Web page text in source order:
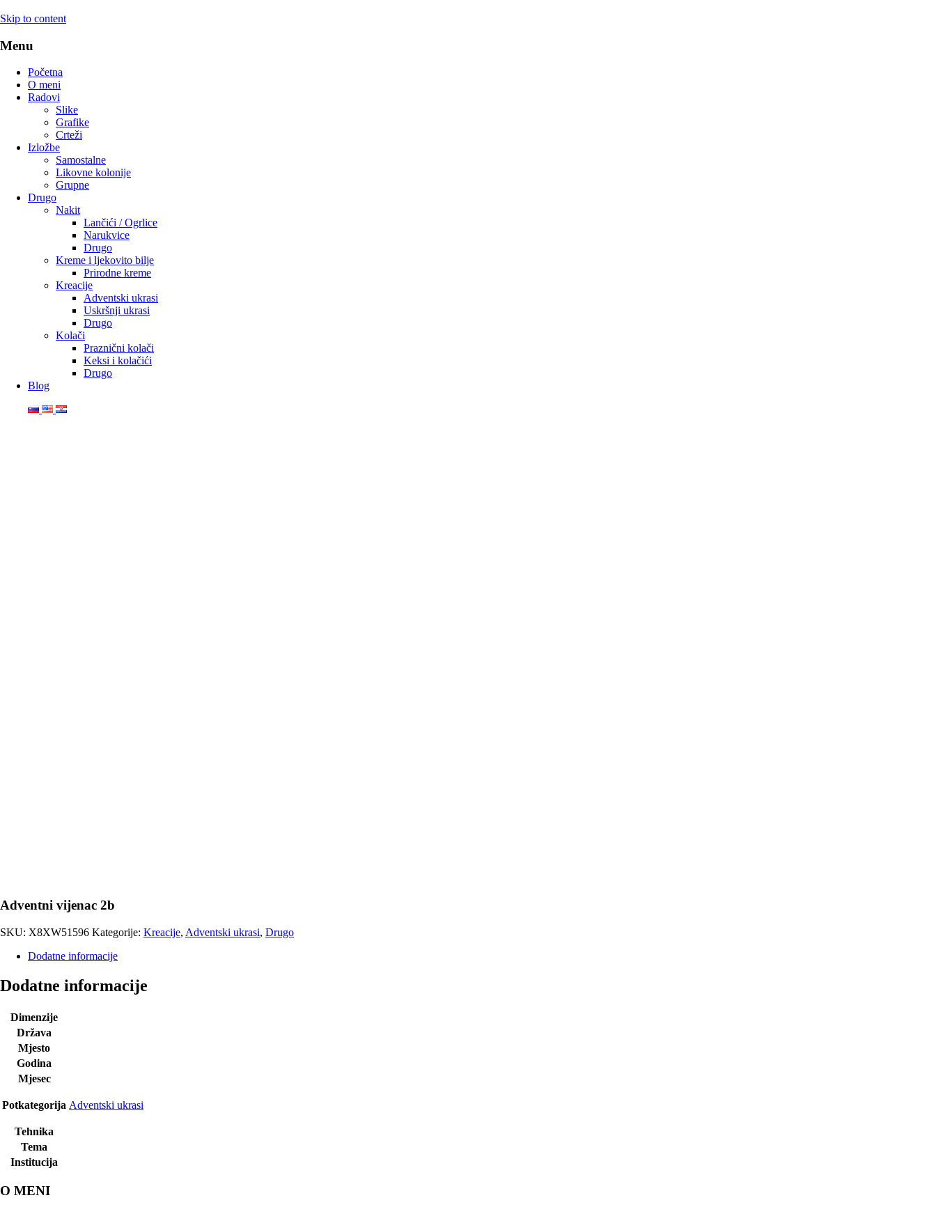
Skip to content
Menu
Početna
O meni
Radovi
Slike
Grafike
Crteži
Izložbe
Samostalne
Likovne kolonije
Grupne
Drugo
Nakit
Lančići / Ogrlice
Narukvice
Drugo
Kreme i ljekovito bilje
Prirodne kreme
Kreacije
Adventski ukrasi
Uskršnji ukrasi
Drugo
Kolači
Praznični kolači
Keksi i kolačići
Drugo
Blog
Adventni vijenac 2b
SKU: X8XW51596 Kategorije: Kreacije, Adventski ukrasi, Drugo
Dodatne informacije
Dodatne informacije
Dimenzije
Država
Mjesto
Godina
Mjesec
Potkategorija Adventski ukrasi
Tehnika
Tema
Institucija
O MENI